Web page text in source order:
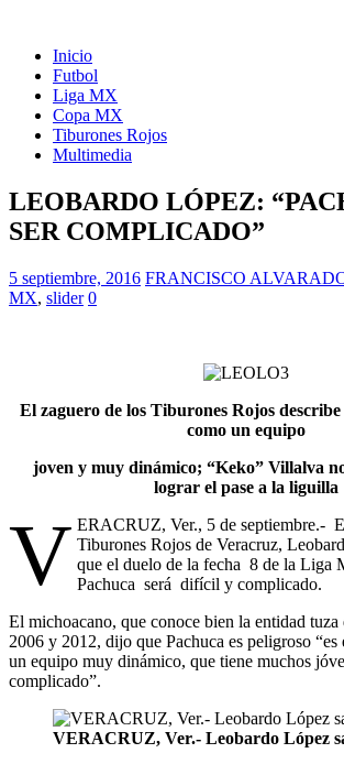
Inicio
Futbol
Liga MX
Copa MX
Tiburones Rojos
Multimedia
LEOBARDO LÓPEZ:
SER COMPLICADO”
5 septiembre, 2016 FRANCISCO
MX, slider 0
El zaguero de los Tiburones Rojos
como un equipo
joven y muy dinámico; “Keko” Villalva
lograr el pase a la liguilla
V ERACRUZ, Ver., 5 de septiembre.-
Tiburones Rojos de Veracruz,
que el duelo de la fecha 8 de la Liga
Pachuca será difícil y complicado.
El michoacano, que conoce bien la entidad
2006 y 2012, dijo que Pachuca es peligroso “es
un equipo muy dinámico, que tiene muchos
complicado”.
VERACRUZ, Ver.- Leobardo López